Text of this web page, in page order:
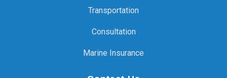
Transportation
Consultation
Marine Insurance